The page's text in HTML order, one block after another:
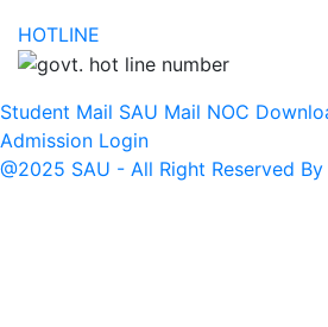
HOTLINE
Student Mail SAU Mail NOC
Admission Login
@2025 SAU - All Right Reserved By